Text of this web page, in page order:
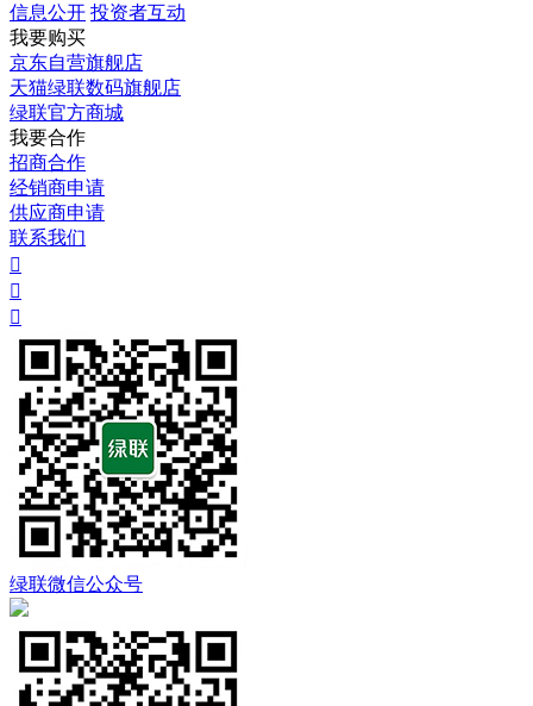
信息公开 投资者互动
我要购买
京东自营旗舰店
天猫绿联数码旗舰店
绿联官方商城
我要合作
招商合作
经销商申请
供应商申请
联系我们



绿联微信公众号